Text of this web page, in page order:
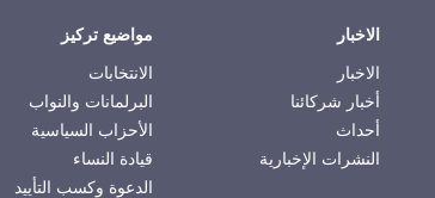
الاخبار
الاخبار
أخبار شركائنا
أحداث
النشرات الإخبارية
مواضيع تركيز
الانتخابات
البرلمانات والنواب
الأحزاب السياسية
قيادة النساء
الدعوة وكسب التأييد